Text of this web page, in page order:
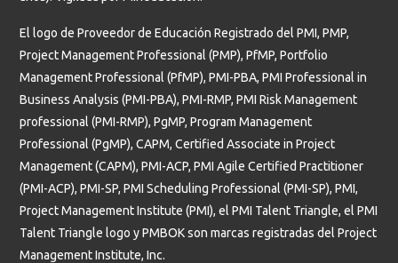
El logo de Proveedor de Educación Registrado del PMI, PMP,
Project Management Professional (PMP), PfMP, Portfolio
Management Professional (PfMP), PMI-PBA, PMI Professional in
Business Analysis (PMI-PBA), PMI-RMP, PMI Risk Management
professional (PMI-RMP), PgMP, Program Management
Professional (PgMP), CAPM, Certified Associate in Project
Management (CAPM), PMI-ACP, PMI Agile Certified Practitioner
(PMI-ACP), PMI-SP, PMI Scheduling Professional (PMI-SP), PMI,
Project Management Institute (PMI), el PMI Talent Triangle, el PMI
Talent Triangle logo y PMBOK son marcas registradas del Project
Management Institute, Inc.